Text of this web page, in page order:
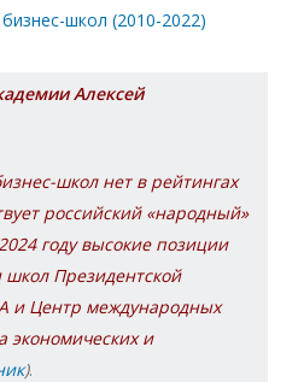
школ (2010-2022)
Алексей
школ нет в рейтингах
российский «народный»
году высокие позиции
школ Президентской
и Центр международных
экономических и
).